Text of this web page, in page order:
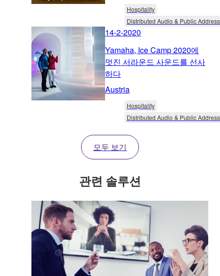
Hospitality
Distributed Audio & Public Address
14-2-2020
Yamaha, Ice Camp 2020에
멋진 서라운드 사운드를 선사
하다
Austria
Hospitality
Distributed Audio & Public Address
모두 보기
관련 솔루션